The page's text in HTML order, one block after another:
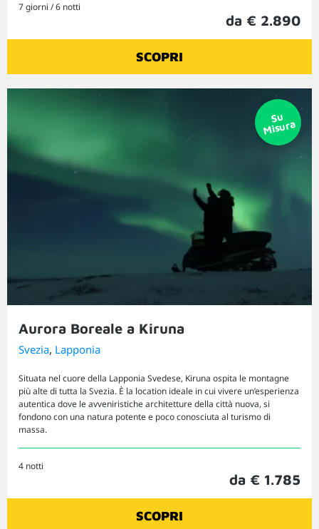
7 giorni / 6 notti
da € 2.890
SCOPRI
Aurora Boreale a Kiruna
Svezia, Lapponia
Situata nel cuore della Lapponia Svedese, Kiruna ospita le montagne
più alte di tutta la Svezia. È la location ideale in cui vivere un’esperienza
autentica dove le avveniristiche architetture della città nuova, si
fondono con una natura potente e poco conosciuta al turismo di
massa.
4 notti
da € 1.785
SCOPRI